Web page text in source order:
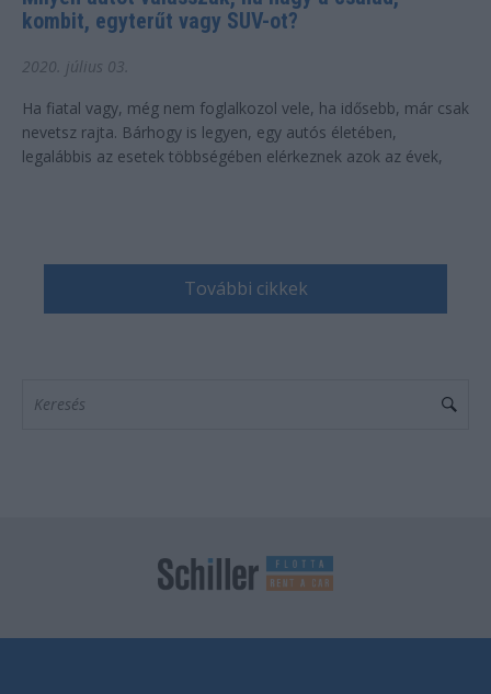
kombit, egyterűt vagy SUV-ot?
2020. július 03.
Ha fiatal vagy, még nem foglalkozol vele, ha idősebb, már csak
nevetsz rajta. Bárhogy is legyen, egy autós életében,
legalábbis az esetek többségében elérkeznek azok az évek,
További cikkek